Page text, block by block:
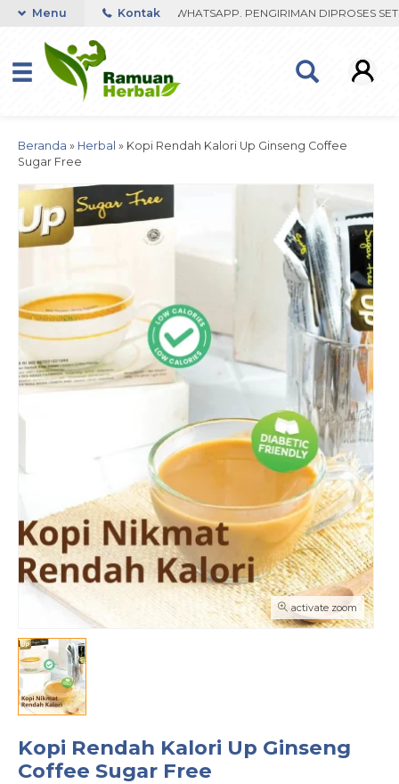
FAST RESPON ORDER VIA WHATSAPP. PENGIRIMAN DIPROSES
Menu Kontak
Beranda » Herbal » Kopi Rendah Kalori Up Ginseng Coffee
Sugar Free
activate zoom
Kopi Rendah Kalori Up Ginseng
Coffee Sugar Free